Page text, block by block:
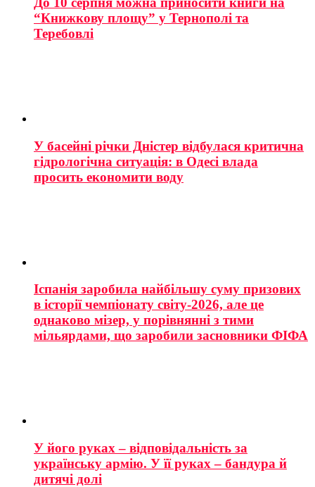
“Книжкову площу” у Тернополі та
Теребовлі
У басейні річки Дністер відбулася критична
гідрологічна ситуація: в Одесі влада
просить економити воду
Іспанія заробила найбільшу суму призових
в історії чемпіонату світу-2026, але це
однаково мізер, у порівнянні з тими
мільярдами, що заробили засновники ФІФА
У його руках – відповідальність за
українську армію. У її руках – бандура й
дитячі долі